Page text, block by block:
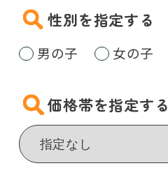
性別を指定する
男の子 女の子
価格帯を指定する